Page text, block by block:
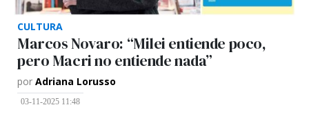
CULTURA
Marcos Novaro: “Milei entiende poco,
pero Macri no entiende nada”
por Adriana Lorusso
03-11-2025 11:48